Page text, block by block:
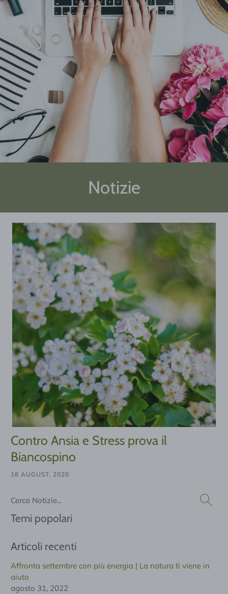
Notizie
Contro Ansia e Stress prova il
Biancospino
18 AUGUST, 2020
Temi popolari
Articoli recenti
Affronta settembre con più energia | La natura ti viene in
aiuto
agosto 31, 2022